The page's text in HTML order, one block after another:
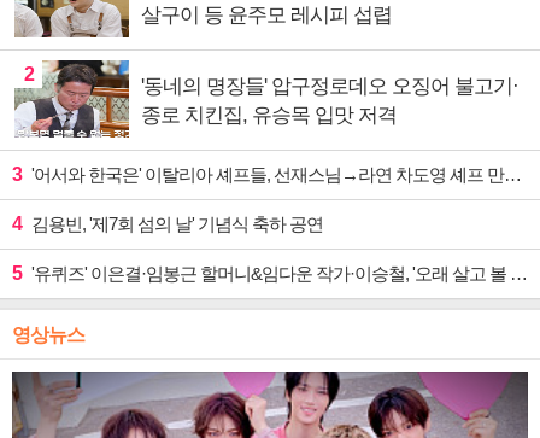
살구이 등 윤주모 레시피 섭렵
2
'동네의 명장들' 압구정로데오 오징어 불고기·
종로 치킨집, 유승목 입맛 저격
3 '어서와 한국은' 이탈리아 셰프들, 선재스님→라연 차도영 셰프 만난다
4 김용빈, '제7회 섬의 날' 기념식 축하 공연
5 '유퀴즈' 이은결·임봉근 할머니&임다운 작가·이승철, '오래 살고 볼 일' 특집 출격
영상뉴스